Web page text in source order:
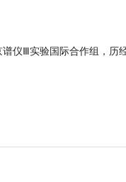
仪Ⅲ实验国际合作组，历